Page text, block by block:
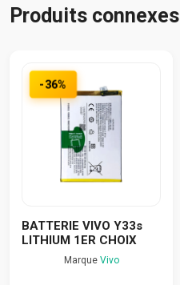
Produits connexes
-36%
BATTERIE VIVO Y33s
LITHIUM 1ER CHOIX
Marque Vivo